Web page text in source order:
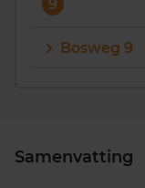
9
Bosweg 9
Samenvatting